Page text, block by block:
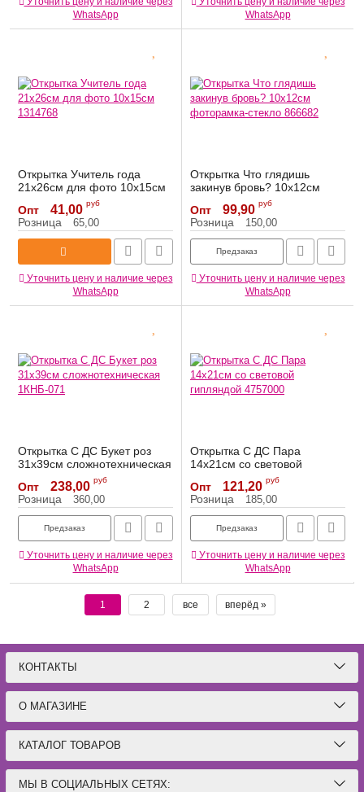
WhatsApp
WhatsApp
Открытка Учитель года
21х26см для фото 10х15см
Артикул: 1314768
Опт 41,00 руб
Розница 65,00
Уточнить цену и наличие через
WhatsApp
Открытка Что глядишь
закинув бровь? 10х12см
фоторамка-стекло 866682
Артикул: 866682
Опт 99,90 руб
Розница 150,00
Предзаказ
Уточнить цену и наличие через
WhatsApp
Открытка С ДС Букет роз
31х39см сложнотехническая
Артикул: 1КНБ-071
Опт 238,00 руб
Розница 360,00
Предзаказ
Уточнить цену и наличие через
WhatsApp
Открытка С ДС Пара
14х21см со световой
гипляндой 4757000
Артикул: 1337624
Опт 121,20 руб
Розница 185,00
Предзаказ
Уточнить цену и наличие через
WhatsApp
1 2 все вперёд »
КОНТАКТЫ
О МАГАЗИНЕ
КАТАЛОГ ТОВАРОВ
МЫ В СОЦИАЛЬНЫХ СЕТЯХ: